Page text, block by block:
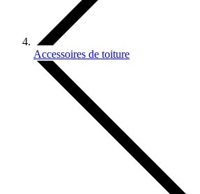
Accessoires de toiture